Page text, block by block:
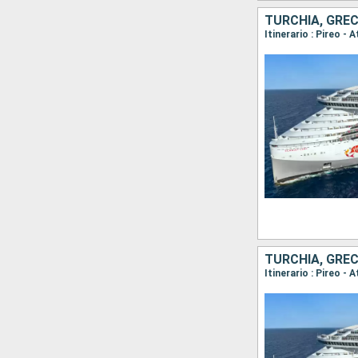
TURCHIA,
Itinerario : Pireo -
TURCHIA,
Itinerario : Pireo -